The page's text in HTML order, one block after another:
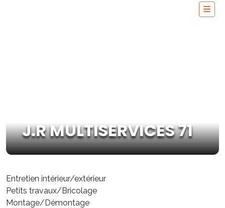
J.R MULTISERVICES 71
Entretien intérieur/extérieur
Petits travaux/Bricolage
Montage/Démontage